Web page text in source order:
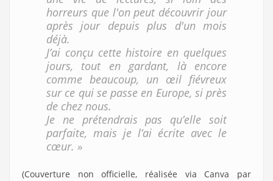
horreurs que l'on peut découvrir jour
après jour depuis plus d'un mois
déjà.
J’ai conçu cette histoire en quelques
jours, tout en gardant, là encore
comme beaucoup, un œil fiévreux
sur ce qui se passe en Europe, si près
de chez nous.
Je ne prétendrais pas qu’elle soit
parfaite, mais je l’ai écrite avec le
cœur. »
(Couverture non officielle, réalisée via Canva par